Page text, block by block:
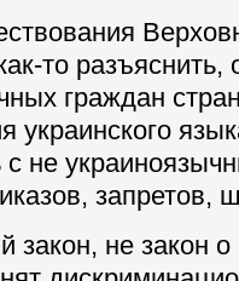
то разъяснить,
граждан
украинского
с не
запретов,
закон, не закон о